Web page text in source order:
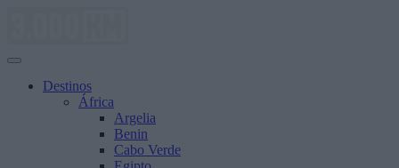
Destinos
África
Argelia
Benin
Cabo Verde